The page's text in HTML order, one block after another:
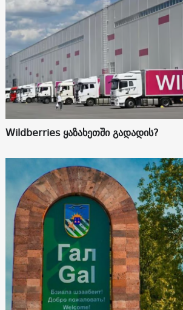
Wildberries ყაზახეთში გადადის?